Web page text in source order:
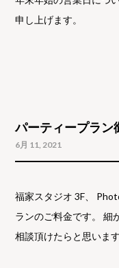
申し上げます。
パーティープラン
6月 11, 2021
福家スタジオ 3F、
ランのご料金です。 細
相談頂けたらと思います